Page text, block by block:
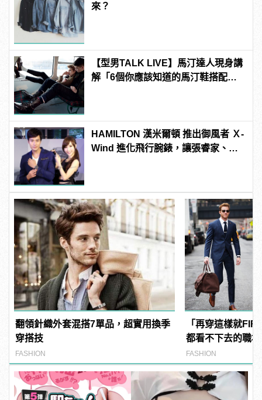
來？
【型男TALK LIVE】馬汀達人現身講
解「6個你應該知道的馬汀鞋搭配密
HAMILTON 漢米爾頓 推出御風者 Ｘ-
Wind 進化飛行腕錶，讓張睿家、小
翻領針織外套混搭7單品，超實用換季
穿搭技
FASHION
「再穿這樣就
都看不下去的職
FASHION